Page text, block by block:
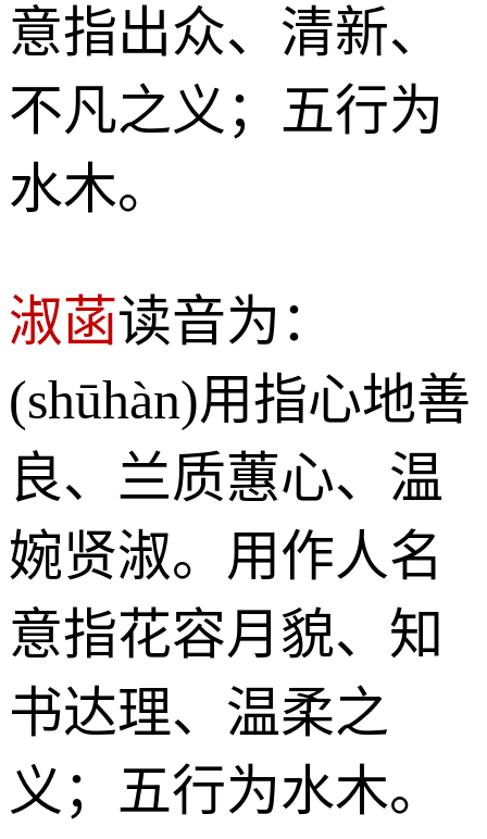
意指出众、清新、
不凡之义；五行为
水木。
淑菡读音为：
(shūhàn)用指心地善
良、兰质蕙心、温
婉贤淑。用作人名
意指花容月貌、知
书达理、温柔之
义；五行为水木。